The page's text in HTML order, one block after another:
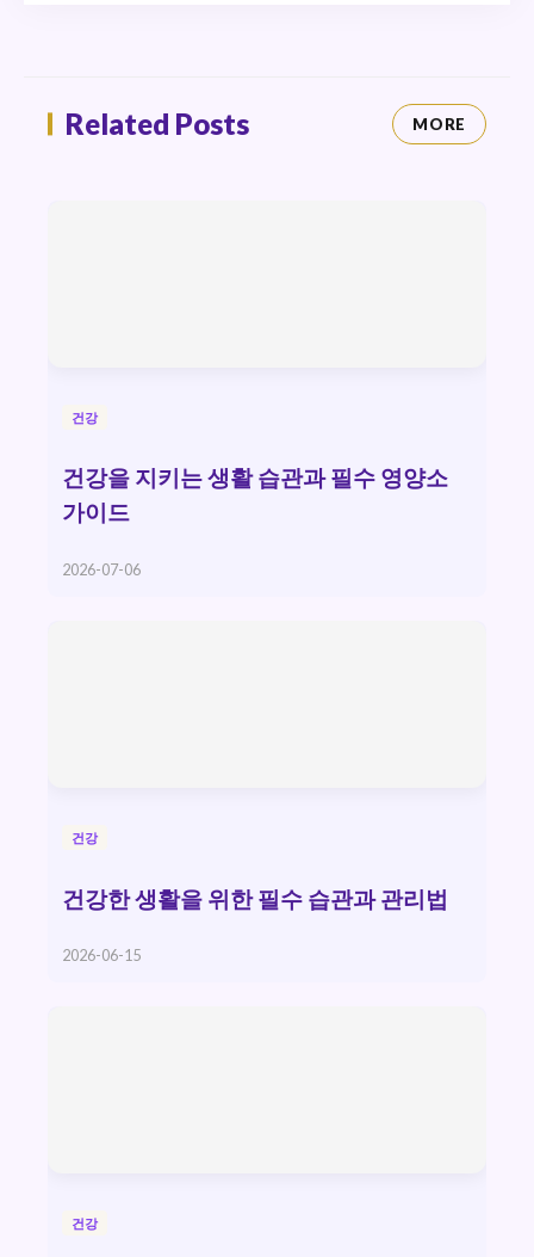
Related Posts MORE
건강
건강을 지키는 생활 습관과 필수 영양소
가이드
2026-07-06
건강
건강한 생활을 위한 필수 습관과 관리법
2026-06-15
건강